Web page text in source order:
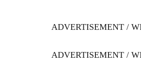
ADVERTISEMENT /
ADVERTISEMENT /